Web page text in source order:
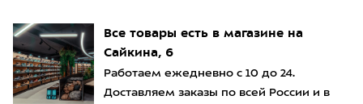
Все товары есть в магазине на
Сайкина, 6
Работаем ежедневно с 10 до 24.
Доставляем заказы по всей России и в